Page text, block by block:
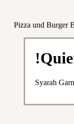
Pizza und Burger
Syarah